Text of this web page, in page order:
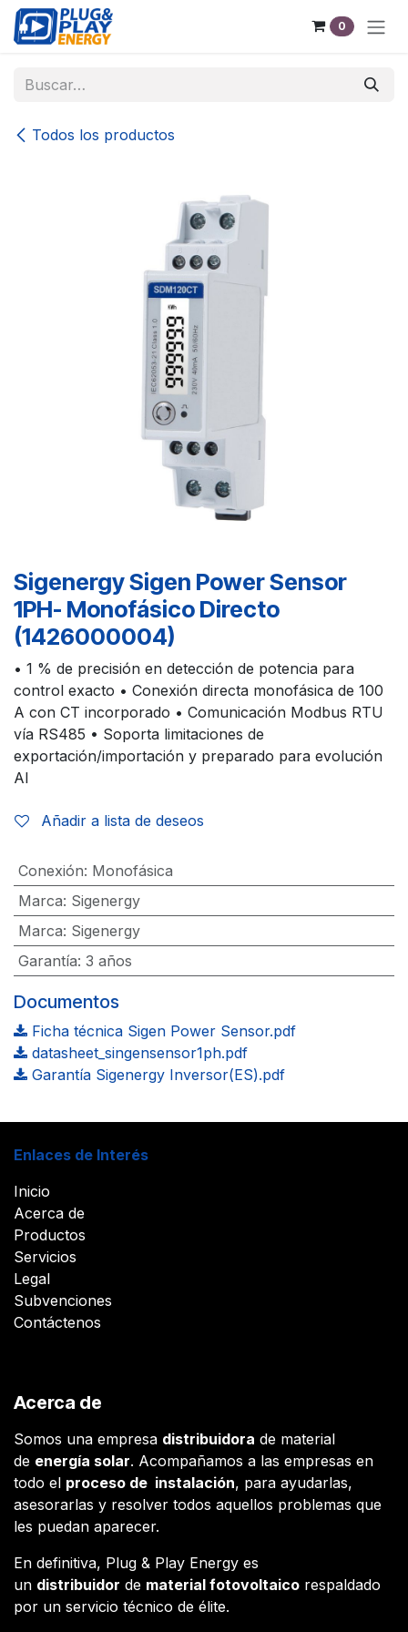
Ir al contenido
0
Todos los productos
Sigenergy Sigen Power Sensor
1PH- Monofásico Directo
(1426000004)
• 1 % de precisión en detección de potencia para
control exacto • Conexión directa monofásica de 100
A con CT incorporado • Comunicación Modbus RTU
vía RS485 • Soporta limitaciones de
exportación/importación y preparado para evolución
AI
Añadir a lista de deseos
Conexión: Monofásica
Marca: Sigenergy
Marca: Sigenergy
Garantía: 3 años
Documentos
Ficha técnica Sigen Power Sensor.pdf
datasheet_singensensor1ph.pdf
Garantía Sigenergy Inversor(ES).pdf
Enlaces de Interés
Inicio
Acerca de
Productos
Servicios
Legal
Subvenciones
Contáctenos
Acerca de
Somos una empresa distribuidora de material
de energía solar. Acompañamos a las empresas en
todo el proceso de instalación, para ayudarlas,
asesorarlas y resolver todos aquellos problemas que
les puedan aparecer.
En definitiva, Plug & Play Energy es
un distribuidor de material fotovoltaico respaldado
por un servicio técnico de élite.